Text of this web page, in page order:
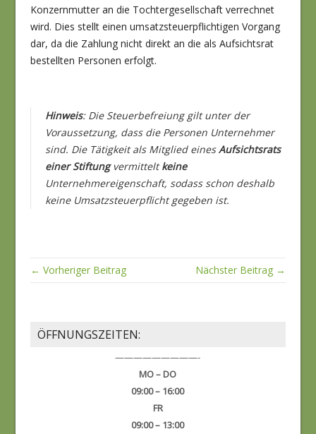
Konzernmutter an die Tochtergesellschaft verrechnet
wird. Dies stellt einen umsatzsteuerpflichtigen Vorgang
dar, da die Zahlung nicht direkt an die als Aufsichtsrat
bestellten Personen erfolgt.
Hinweis: Die Steuerbefreiung gilt unter der
Voraussetzung, dass die Personen Unternehmer
sind. Die Tätigkeit als Mitglied einesAufsichtsrats
einer Stiftungvermitteltkeine
Unternehmereigenschaft, sodass schon deshalb
keine Umsatzsteuerpflicht gegeben ist.
← Vorheriger Beitrag Nächster Beitrag →
ÖFFNUNGSZEITEN:
—————————-
MO – DO
09:00 – 16:00
FR
09:00 – 13:00